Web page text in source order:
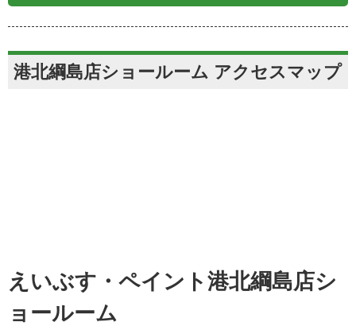
港北綱島店ショールーム アクセスマップ
えいぶす・ペイント港北綱島店シ
ョールーム